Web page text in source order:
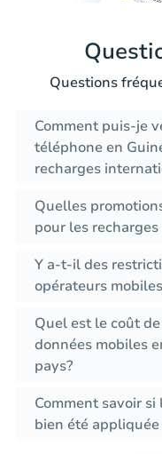
Questions
Comment puis-je
téléphone en
recharges
Quelles
pour les recharges
Y a-t-il des
opérateurs
Quel est le coût
données mobiles
pays?
Comment savoir
bien été